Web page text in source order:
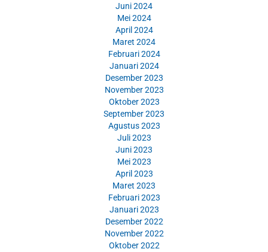
Juni 2024
Mei 2024
April 2024
Maret 2024
Februari 2024
Januari 2024
Desember 2023
November 2023
Oktober 2023
September 2023
Agustus 2023
Juli 2023
Juni 2023
Mei 2023
April 2023
Maret 2023
Februari 2023
Januari 2023
Desember 2022
November 2022
Oktober 2022